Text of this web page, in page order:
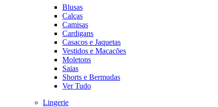
Blusas
Calças
Camisas
Cardigans
Casacos e Jaquetas
Vestidos e Macacões
Moletons
Saias
Shorts e Bermudas
Ver Tudo
Lingerie